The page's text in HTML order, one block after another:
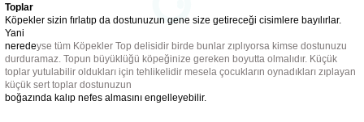
Toplar
Köpekler sizin fırlatıp da dostunuzun gene size getireceği cisimlere bayılırlar.
Yani
neredeyse tüm Köpekler Top delisidir birde bunlar zıplıyorsa kimse dostunuzu
durduramaz. Topun büyüklüğü köpeğinize gereken boyutta olmalıdır. Küçük
toplar yutulabilir oldukları için tehlikelidir mesela çocukların oynadıkları zıplayan
küçük sert toplar dostunuzun
boğazında kalıp nefes almasını engelleyebilir.